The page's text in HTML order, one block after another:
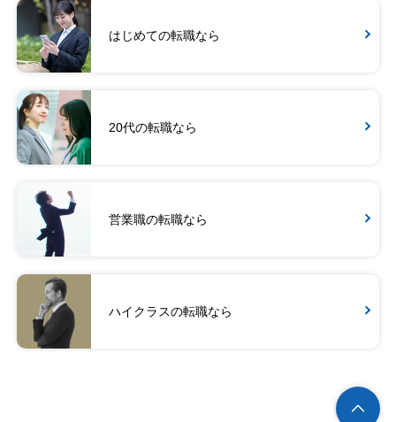
はじめての転職なら
20代の転職なら
営業職の転職なら
ハイクラスの転職なら